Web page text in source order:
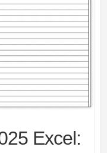
Excel: